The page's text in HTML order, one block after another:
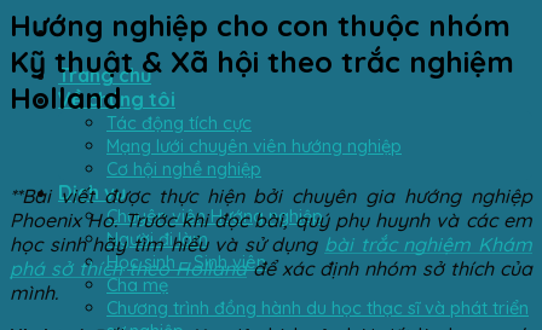
Trang chủ
Về chúng tôi
Tác động tích cực
Mạng lưới chuyên viên hướng nghiệp
Cơ hội nghề nghiệp
Dịch vụ
Chuyên viên Hướng nghiệp
Người đi làm
Học sinh – Sinh viên
Cha mẹ
Chương trình đồng hành du học thạc sĩ và phát triển
Hướng nghiệp cho con thuộc nhóm
Kỹ thuật & Xã hội theo trắc nghiệm
Holland
**Bài viết được thực hiện bởi chuyên gia hướng nghiệp
Phoenix Ho. Trước khi đọc bài, quý phụ huynh và các em
học sinh hãy tìm hiểu và sử dụng bài trắc nghiệm Khám
phá sở thích theo Hollandđể xác định nhóm sở thích của
mình.